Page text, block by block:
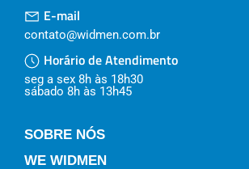
E-mail
contato@widmen.com.br
Horário de Atendimento
seg a sex 8h às 18h30
sábado 8h às 13h45
SOBRE NÓS
WE WIDMEN